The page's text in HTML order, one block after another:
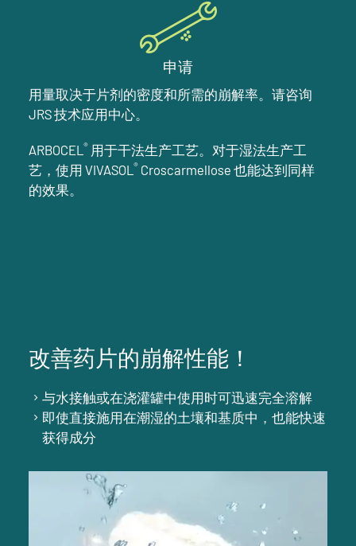
申请
用量取决于片剂的密度和所需的崩解率。请咨询
JRS 技术应用中心。
ARBOCEL ® 用于干法生产工艺。对于湿法生产工
艺，使用 VIVASOL ® Croscarmellose 也能达到同样
的效果。
改善药片的崩解性能！
与水接触或在浇灌罐中使用时可迅速完全溶解
即使直接施用在潮湿的土壤和基质中，也能快速
获得成分